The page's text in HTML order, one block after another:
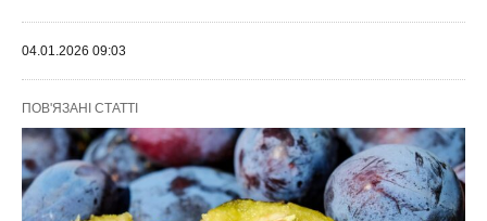
04.01.2026 09:03
ПОВ'ЯЗАНІ СТАТТІ